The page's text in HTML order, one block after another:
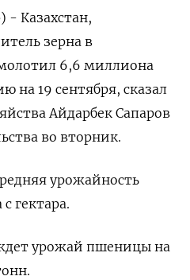
- Казахстан,
зерна в
6,6 миллиона
на 19 сентября, сказал
Айдарбек Сапаров
во вторник.
урожайность
гектара.
урожай пшеницы на